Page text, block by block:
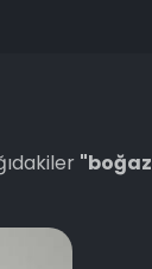
"boğaz